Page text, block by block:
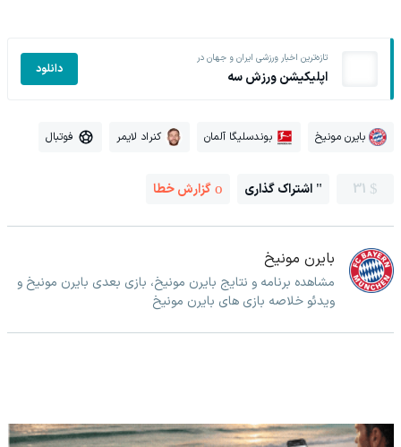
تازه‌ترین اخبار ورزشی ایران و جهان در
اپلیکیشن ورزش سه دانلود
بایرن مونیخ بوندسلیگا آلمان کنراد لایمر فوتبال
31 اشتراک گذاری گزارش خطا
بایرن مونیخ
مشاهده برنامه و نتایج بایرن مونیخ، بازی بعدی بایرن مونیخ و
ویدئو خلاصه بازی های بایرن مونیخ